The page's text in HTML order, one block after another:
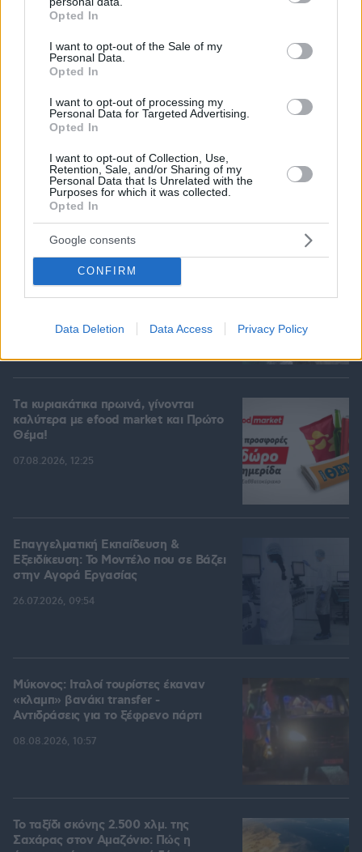
grant or deny consent to Google and its third-party tags to
use your data for below specified purposes in below Google
consent section.
Opted In
I want to opt-out of the Sale of my
Personal Data.
Opted In
I want to opt-out of processing my
Personal Data for Targeted Advertising.
Opted In
I want to opt-out of Collection, Use,
Retention, Sale, and/or Sharing of my
Personal Data that Is Unrelated with the
Purposes for which it was collected.
Opted In
Google consents
CONFIRM
Data Deletion Data Access Privacy Policy
Αυτά τα τρία ζώδια προσελκύουν σημαντική
οικονομική επιτυχία τον Αύγουστο
08.08.2026, 11:30
Τα spa της ελληνικής φύσης: Παραλίες
με ιαματικά νερά στην Ελλάδα για
αναζωογονητικές βουτιές
Tα κυριακάτικα πρωινά, γίνονται
καλύτερα με efood market και Πρώτο
Θέμα!
07.08.2026, 12:25
Επαγγελματική Εκπαίδευση &
Εξειδίκευση: Το Mοντέλο που σε Bάζει
στην Aγορά Eργασίας
26.07.2026, 09:54
Μύκονος: Ιταλοί τουρίστες έκαναν
«κλαμπ» βανάκι transfer -
Αντιδράσεις για το ξέφρενο πάρτι
08.08.2026, 10:57
Το ταξίδι σκόνης 2.500 χλμ. της
Σαχάρας στον Αμαζόνιο: Πώς η